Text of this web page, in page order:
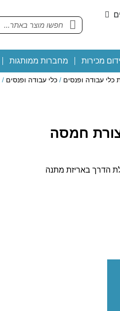
מכירות מחברות ממותגות
כלי עבודה ופנסים /כלי עבודה ופנסים /
חמסה
הדרך באריזת מתנה